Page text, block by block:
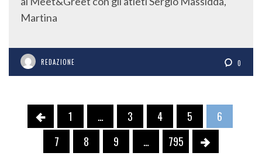
Martina
REDAZIONE 0
1 … 3 4 5
6
7
8 9 … 795